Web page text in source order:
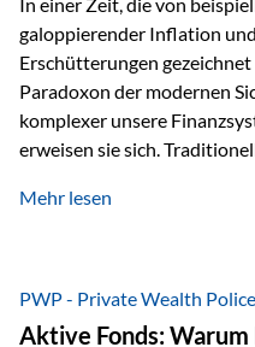
galoppierender Inflation
Erschütterungen
Paradoxon der modernen
komplexer unsere
erweisen sie sich.
unumstößlich galten,
Nostalgie dar, sondern ist
klügste Antwort auf globale
Mehr lesen
PWP - Private Wealth Police
Aktive Fonds: